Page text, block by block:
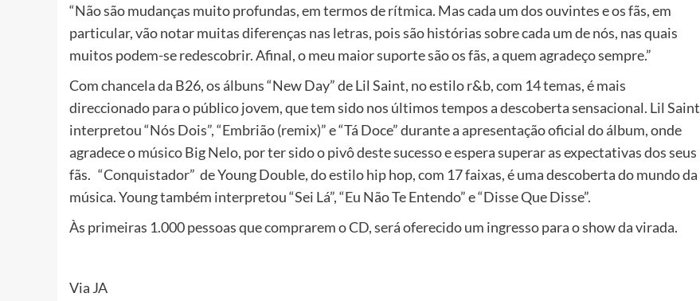
“Não são mudanças muito profundas, em termos de rítmica. Mas cada um dos ouvintes e os fãs, em
particular, vão notar muitas diferenças nas letras, pois são histórias sobre cada um de nós, nas quais
muitos podem-se redescobrir. Afinal, o meu maior suporte são os fãs, a quem agradeço sempre.”
Com chancela da B26, os álbuns “New Day” de Lil Saint, no estilo r&b, com 14 temas, é mais
direccionado para o público jovem, que tem sido nos últimos tempos a descoberta sensacional. Lil Saint
interpretou “Nós Dois”, “Embrião (remix)” e “Tá Doce” durante a apresentação oficial do álbum, onde
agradece o músico Big Nelo, por ter sido o pivô deste sucesso e espera superar as expectativas dos seus
fãs. “Conquistador” de Young Double, do estilo hip hop, com 17 faixas, é uma descoberta do mundo da
música. Young também interpretou “Sei Lá”, “Eu Não Te Entendo” e “Disse Que Disse”.
Às primeiras 1.000 pessoas que comprarem o CD, será oferecido um ingresso para o show da virada.
Via JA